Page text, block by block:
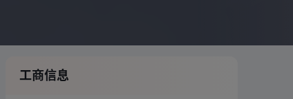
工商信息